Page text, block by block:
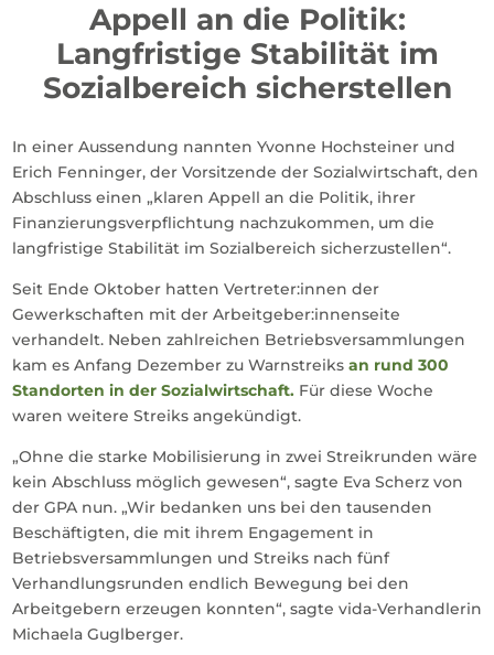
Appell an die Politik:
Langfristige Stabilität im
Sozialbereich sicherstellen
In einer Aussendung nannten Yvonne Hochsteiner und
Erich Fenninger, der Vorsitzende der Sozialwirtschaft, den
Abschluss einen „klaren Appell an die Politik, ihrer
Finanzierungsverpflichtung nachzukommen, um die
langfristige Stabilität im Sozialbereich sicherzustellen“.
Seit Ende Oktober hatten Vertreter:innen der
Gewerkschaften mit der Arbeitgeber:innenseite
verhandelt. Neben zahlreichen Betriebsversammlungen
kam es Anfang Dezember zu Warnstreiks an rund 300
Standorten in der Sozialwirtschaft.Für diese Woche
waren weitere Streiks angekündigt.
„Ohne die starke Mobilisierung in zwei Streikrunden wäre
kein Abschluss möglich gewesen“, sagte Eva Scherz von
der GPA nun. „Wir bedanken uns bei den tausenden
Beschäftigten, die mit ihrem Engagement in
Betriebsversammlungen und Streiks nach fünf
Verhandlungsrunden endlich Bewegung bei den
Arbeitgebern erzeugen konnten“, sagte vida-Verhandlerin
Michaela Guglberger.